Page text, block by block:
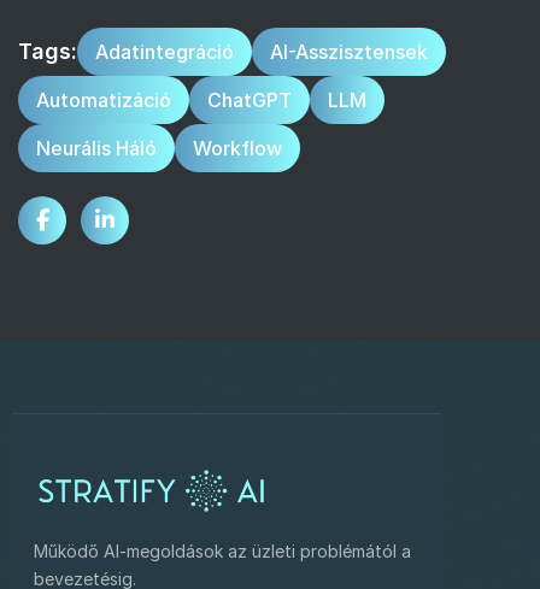
Tags: Adatintegráció
AI-Asszisztensek
Automatizáció
ChatGPT
LLM
Neurális Háló
Workflow
Működő AI-megoldások az üzleti problémától a
bevezetésig.